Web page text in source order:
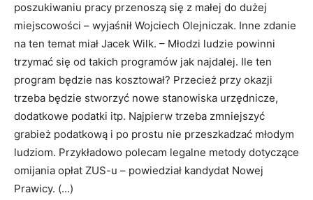
poszukiwaniu pracy przenoszą się z małej do dużej
miejscowości – wyjaśnił Wojciech Olejniczak. Inne zdanie
na ten temat miał Jacek Wilk. – Młodzi ludzie powinni
trzymać się od takich programów jak najdalej. Ile ten
program będzie nas kosztował? Przecież przy okazji
trzeba będzie stworzyć nowe stanowiska urzędnicze,
dodatkowe podatki itp. Najpierw trzeba zmniejszyć
grabież podatkową i po prostu nie przeszkadzać młodym
ludziom. Przykładowo polecam legalne metody dotyczące
omijania opłat ZUS-u – powiedział kandydat Nowej
Prawicy. (…)